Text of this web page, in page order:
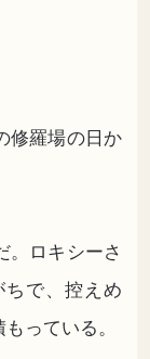
修羅場の日か
ロキシーさ
で、控えめ
っている。